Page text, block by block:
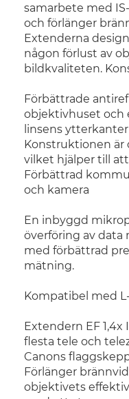
samarbete med
och förlänger
Extenderna
någon förlust av
bildkvaliteten.
Förbättrade
objektivhuset och
linsens
Konstruktionen
vilket hjälper till
Förbättrad
och kamera
En inbyggd
överföring av data
med förbättrad
mätning.
Kompatibel med
Extendern EF
flesta tele och
Canons
Förlänger
objektivets